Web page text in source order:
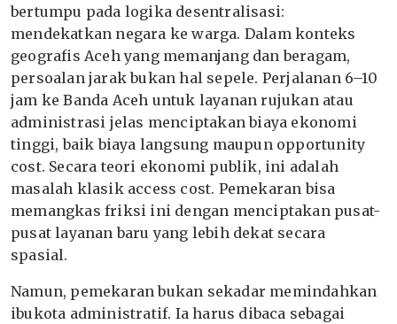
bertumpu pada logika desentralisasi:
mendekatkan negara ke warga. Dalam konteks
geografis Aceh yang memanjang dan beragam,
persoalan jarak bukan hal sepele. Perjalanan 6–10
jam ke Banda Aceh untuk layanan rujukan atau
administrasi jelas menciptakan biaya ekonomi
tinggi, baik biaya langsung maupun opportunity
cost. Secara teori ekonomi publik, ini adalah
masalah klasik access cost. Pemekaran bisa
memangkas friksi ini dengan menciptakan pusat-
pusat layanan baru yang lebih dekat secara
spasial.
Namun, pemekaran bukan sekadar memindahkan
ibukota administratif. Ia harus dibaca sebagai